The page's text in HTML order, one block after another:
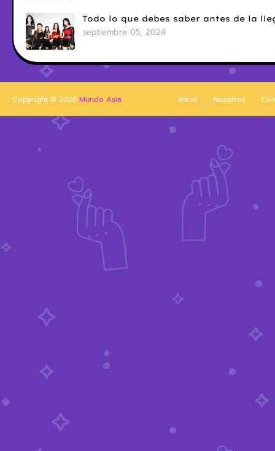
Todo lo que debes saber antes de la
septiembre 05, 2024
Inicio Nosotros
Copyright © 2026 Mundo Asia